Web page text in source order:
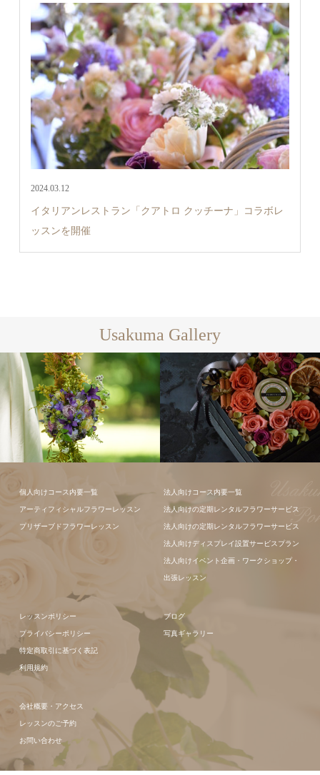
2024.03.12
イタリアンレストラン「クアトロ クッチーナ」コラボレ
ッスンを開催
Usakuma Gallery
ンジメント
個人向けコース内要一覧
アーティフィシャルフラワーレッスン
プリザーブドフラワーレッスン
法人向けコース内要一覧
法人向けの定期レンタルフラワーサービス
法人向けの定期レンタルフラワーサービス
法人向けディスプレイ設置サービスプラン
法人向けイベント企画・ワークショップ・
出張レッスン
レッスンポリシー
プライバシーポリシー
特定商取引に基づく表記
利用規約
ブログ
写真ギャラリー
会社概要・アクセス
レッスンのご予約
お問い合わせ